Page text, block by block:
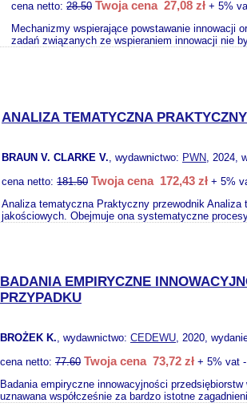
cena netto: 28.50 Twoja cena 27,08 zł + 5%
Mechanizmy wspierające powstawanie innowacji
zadań związanych ze wspieraniem innowacji nie
ANALIZA TEMATYCZNA
BRAUN V. CLARKE V., wydawnictwo: PWN, 2024,
cena netto: 181.50 Twoja cena 172,43 zł + 5%
Analiza tematyczna Praktyczny przewodnik Analiza
jakościowych. Obejmuje ona systematyczne
BADANIA EMPIRYCZNE
PRZYPADKU
BROŻEK K., wydawnictwo: CEDEWU, 2020, wydanie
cena netto: 77.60 Twoja cena 73,72 zł + 5% vat -
Badania empiryczne innowacyjności
uznawana współcześnie za bardzo istotne